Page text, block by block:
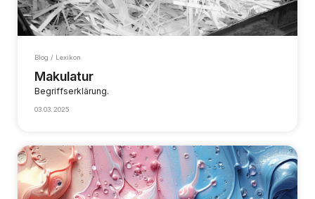
Blog / Lexikon
Makulatur
Begriffserklärung.
03.03.2025